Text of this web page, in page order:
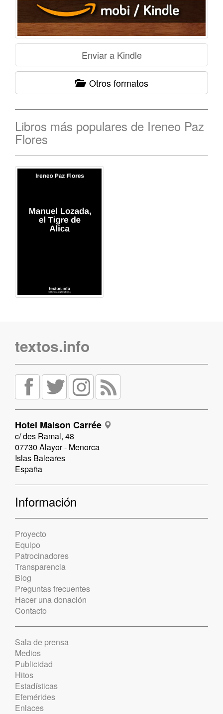
Otros formatos
Libros más populares de Ireneo Paz
Flores
textos.info
Hotel Maison Carrée
c/ des Ramal, 48
07730 Alayor - Menorca
Islas Baleares
España
Información
Proyecto
Equipo
Patrocinadores
Transparencia
Blog
Preguntas frecuentes
Hacer una donación
Contacto
Sala de prensa
Medios
Publicidad
Hitos
Estadísticas
Efemérides
Enlaces